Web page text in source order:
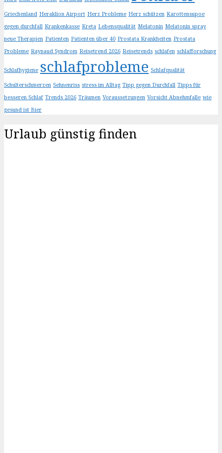
Griechenland Heraklion Airport Herz Probleme Herz schützen Karottensupoe
gegen durchfall Krankenkasse Kreta Lebensqualität Melatonin Melatonin spray
neue Therapien Patienten Patienten über 40 Prostata Krankheiten Prostata
Probleme Raynaud Syndrom Reisetrend 2026 Reisetrends schlafen schlafforschung
Schlafhygiene schlafprobleme Schlafqualität
Schulterschmerzen Sehnenriss stress im Alltag Tipp gegen Durchfall Tipps für
besseren Schlaf Trends 2026 Träumen Voraussetzungen Vorsicht Abnehmfalle wie
gesund ist Bier
Urlaub günstig finden